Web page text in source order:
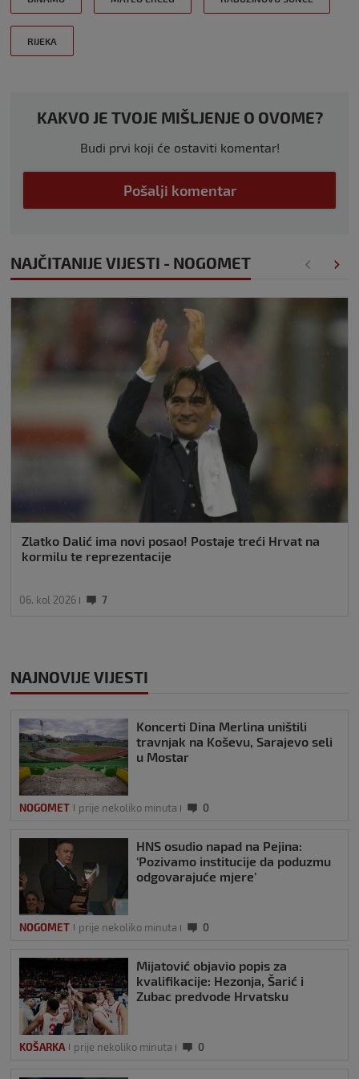
RIJEKA
KAKVO JE TVOJE MIŠLJENJE O OVOME?
Budi prvi koji će ostaviti komentar!
Pošalji komentar
NAJČITANIJE VIJESTI - NOGOMET
Zlatko Dalić ima novi posao! Postaje treći Hrvat na
kormilu te reprezentacije
06. kol 2026 7
NAJNOVIJE VIJESTI
Koncerti Dina Merlina uništili
travnjak na Koševu, Sarajevo seli
u Mostar
NOGOMET prije nekoliko minuta 0
HNS osudio napad na Pejina:
‘Pozivamo institucije da poduzmu
odgovarajuće mjere’
NOGOMET prije nekoliko minuta 0
Mijatović objavio popis za
kvalifikacije: Hezonja, Šarić i
Zubac predvode Hrvatsku
KOŠARKA prije nekoliko minuta 0